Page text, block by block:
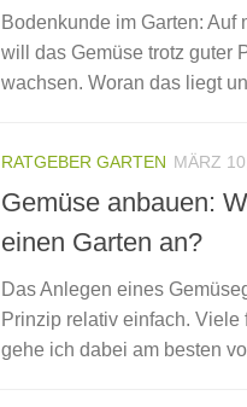
Bodenkunde im Garten: Auf
will das Gemüse trotz guter
wachsen. Woran das liegt
RATGEBER GARTEN MÄRZ
Gemüse anbauen:
einen Garten an?
Das Anlegen eines
Prinzip relativ einfach. Viele
gehe ich dabei am besten